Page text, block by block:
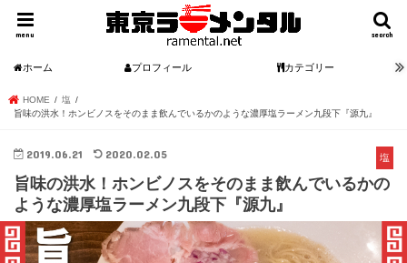
search
menu
ホーム プロフィール カテゴリー
HOME
塩
旨味の洪水！ホンビノスをそのまま飲んでいるかのような濃厚塩ラーメン九段下『源九』
塩
2019.06.21 2020.02.05
旨味の洪水！ホンビノスをそのまま飲んでいるかの
ような濃厚塩ラーメン九段下『源九』